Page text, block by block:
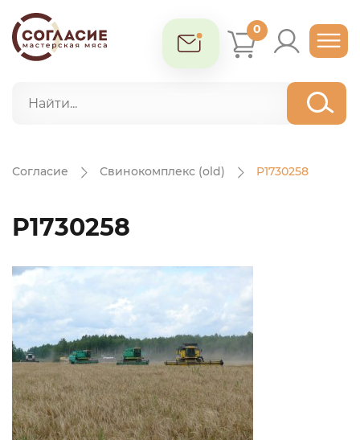
0
Согласие Свинокомплекс (old) P1730258
P1730258